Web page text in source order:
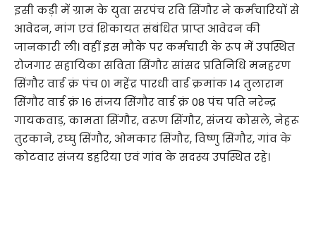
इसी कड़ी में ग्राम के युवा सरपंच रवि सिंगौर ने कर्मचारियों से
आवेदन, मांग एवं शिकायत संबंधित प्राप्त आवेदन की
जानकारी ली। वहीं इस मौके पर कर्मचारी के रूप में उपस्थित
रोजगार सहायिका सविता सिंगौर सांसद प्रतिनिधि मनहरण
सिंगौर वार्ड क्रं पंच 01 महेंद्र पारधी वार्ड क्रमांक 14 तुलाराम
सिंगौर वार्ड क्रं 16 संजय सिंगौर वार्ड क्रं 08 पंच पति नरेन्द्र
गायकवाड़, कामता सिंगौर, वरूण सिंगौर, संजय कोसले, नेहरू
तुरकाने, रघ्घु सिंगौर, ओमकार सिंगौर, विष्णु सिंगौर, गांव के
कोटवार संजय डहरिया एवं गांव के सदस्य उपस्थित रहे।